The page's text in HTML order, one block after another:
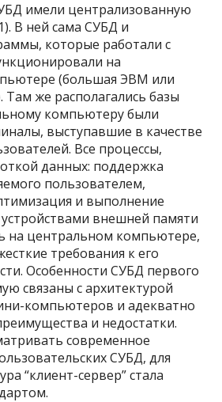
имели централизованную
В ней сама СУБД и
которые работали с
на
(большая ЭВМ или
же располагались базы
компьютеру были
выступавшие в качестве
Все процессы,
данных: поддержка
пользователем,
и выполнение
внешней памяти
на центральном компьютере,
требования к его
Особенности СУБД первого
связаны с архитектурой
компьютеров и адекватно
и недостатки.
современное
СУБД, для
“клиент-сервер” стала